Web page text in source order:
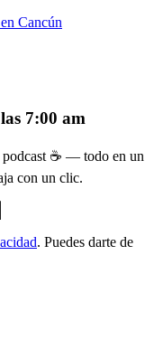
Cancún
7:00 am
podcast ☕ — todo en un
con un clic.
. Puedes darte de